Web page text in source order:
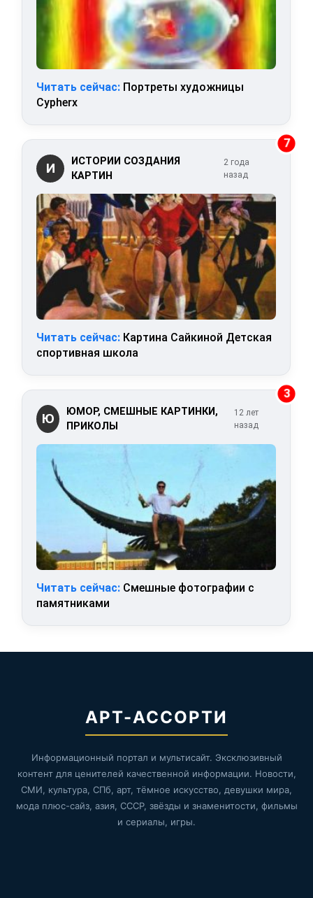
Читать сейчас: Портреты художницы
Cypherx
7
И
ИСТОРИИ СОЗДАНИЯ
КАРТИН
2 года
назад
Читать сейчас: Картина Сайкиной Детская
спортивная школа
3
Ю
ЮМОР, СМЕШНЫЕ КАРТИНКИ,
ПРИКОЛЫ
12 лет
назад
Читать сейчас: Смешные фотографии с
памятниками
АРТ-АССОРТИ
Информационный портал и мультисайт. Эксклюзивный
контент для ценителей качественной информации. Новости,
СМИ, культура, СПб, арт, тёмное искусство, девушки мира,
мода плюс-сайз, азия, СССР, звёзды и знаменитости, фильмы
и сериалы, игры.